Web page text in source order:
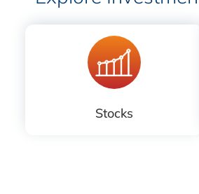
Stocks